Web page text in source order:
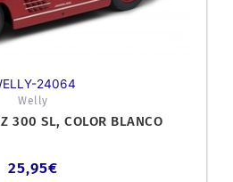
24064
Welly
300 SL, COLOR BLANCO
25,95€